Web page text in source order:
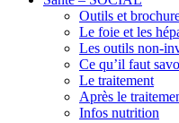
Outils et
Le foie et les
Les outils non-
Ce qu’il faut
Le traitement
Après le
Infos nutrition